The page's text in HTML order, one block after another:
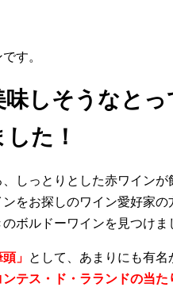
す。
しそうなと
た！
しっとりとした赤ワインが
をお探しのワイン愛好家の
ボルドーワインを見つけま
」 として、あまりにも有名
テス・ド・ラランドの当た